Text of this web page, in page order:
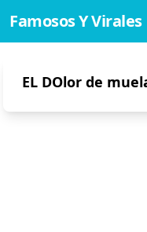
Famosos Y Virales
EL DOlor de